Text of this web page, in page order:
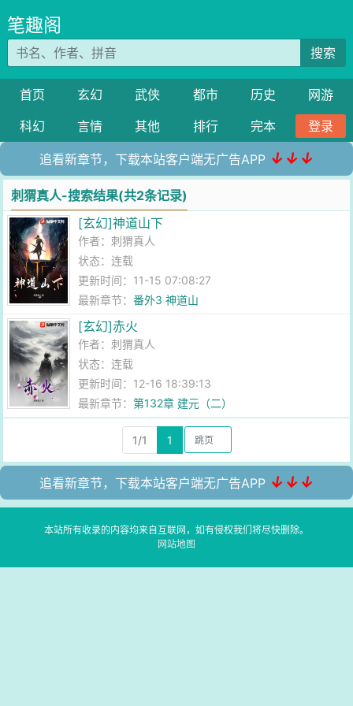
笔趣阁
搜索
首页 玄幻 武侠 都市 历史
网游
科幻
言情 其他 排行 完本 登录
追看新章节，下载本站客户端无广告APP ↓↓↓
刺猬真人-搜索结果(共2条记录)
[玄幻]神道山下
作者：刺猬真人
状态：连载
更新时间：11-15 07:08:27
最新章节：番外3 神道山
[玄幻]赤火
作者：刺猬真人
状态：连载
更新时间：12-16 18:39:13
最新章节：第132章 建元（二）
1/1 1
追看新章节，下载本站客户端无广告APP ↓↓↓
本站所有收录的内容均来自互联网，如有侵权我们将尽快删除。
网站地图